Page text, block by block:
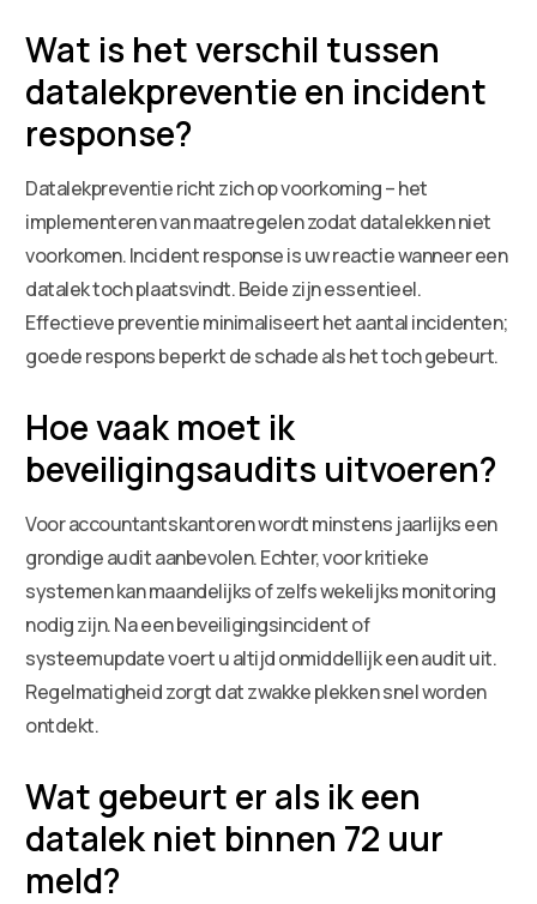
Wat is het verschil tussen
datalekpreventie en incident
response?
Datalekpreventie richt zich op voorkoming – het
implementeren van maatregelen zodat datalekken niet
voorkomen. Incident response is uw reactie wanneer een
datalek toch plaatsvindt. Beide zijn essentieel.
Effectieve preventie minimaliseert het aantal incidenten;
goede respons beperkt de schade als het toch gebeurt.
Hoe vaak moet ik
beveiligingsaudits uitvoeren?
Voor accountantskantoren wordt minstens jaarlijks een
grondige audit aanbevolen. Echter, voor kritieke
systemen kan maandelijks of zelfs wekelijks monitoring
nodig zijn. Na een beveiligingsincident of
systeemupdate voert u altijd onmiddellijk een audit uit.
Regelmatigheid zorgt dat zwakke plekken snel worden
ontdekt.
Wat gebeurt er als ik een
datalek niet binnen 72 uur
meld?